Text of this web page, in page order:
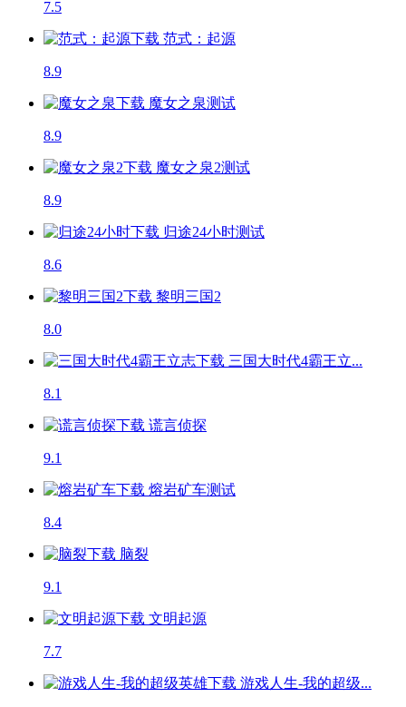
7.5
范式：起源
8.9
魔女之泉测试
8.9
魔女之泉2测试
8.9
归途24小时测试
8.6
黎明三国2
8.0
三国大时代4霸王立...
8.1
谎言侦探
9.1
熔岩矿车测试
8.4
脑裂
9.1
文明起源
7.7
游戏人生-我的超级...